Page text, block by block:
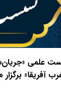
علمی
آفریقا»